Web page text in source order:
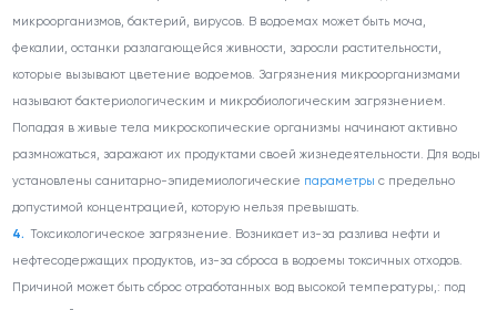
микроорганизмов, бактерий, вирусов. В водоемах может быть моча,
фекалии, останки разлагающейся живности, заросли растительности,
которые вызывают цветение водоемов. Загрязнения микроорганизмами
называют бактериологическим и микробиологическим загрязнением.
Попадая в живые тела микроскопические организмы начинают активно
размножаться, заражают их продуктами своей жизнедеятельности. Для воды
установлены санитарно-эпидемиологические параметры с предельно
допустимой концентрацией, которую нельзя превышать.
Токсикологическое загрязнение. Возникает из-за разлива нефти и
нефтесодержащих продуктов, из-за сброса в водоемы токсичных отходов.
Причиной может быть сброс отработанных вод высокой температуры,: под